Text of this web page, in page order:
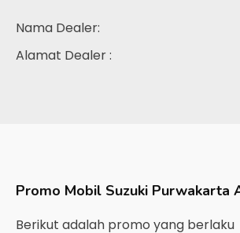
Nama Dealer:
Alamat Dealer :
Promo Mobil Suzuki Purwakarta
Berikut adalah promo yang berlaku